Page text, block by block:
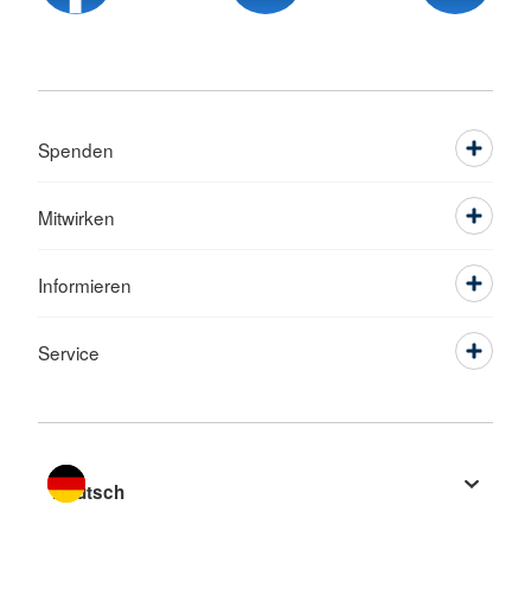
Spenden
Mitwirken
Informieren
Service
Sprache wechseln zu